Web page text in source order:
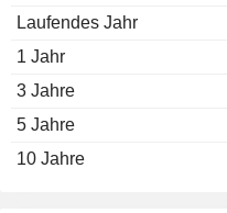
Laufendes Jahr
1 Jahr
3 Jahre
5 Jahre
10 Jahre